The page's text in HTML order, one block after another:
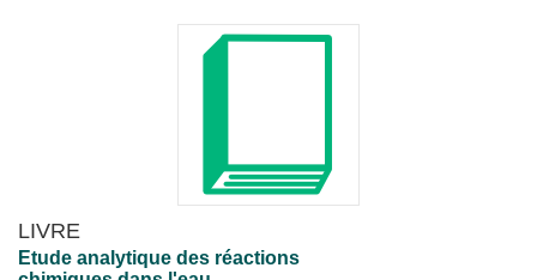
LIVRE
Etude analytique des réactions